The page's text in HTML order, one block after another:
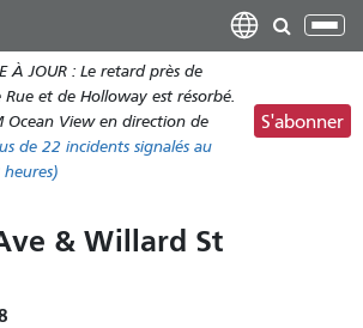
contenu
principal
À JOUR : Le retard près de
et de Holloway est résorbé.
Ocean View en direction de
de 22 incidents signalés au
S'abonner
& Willard St